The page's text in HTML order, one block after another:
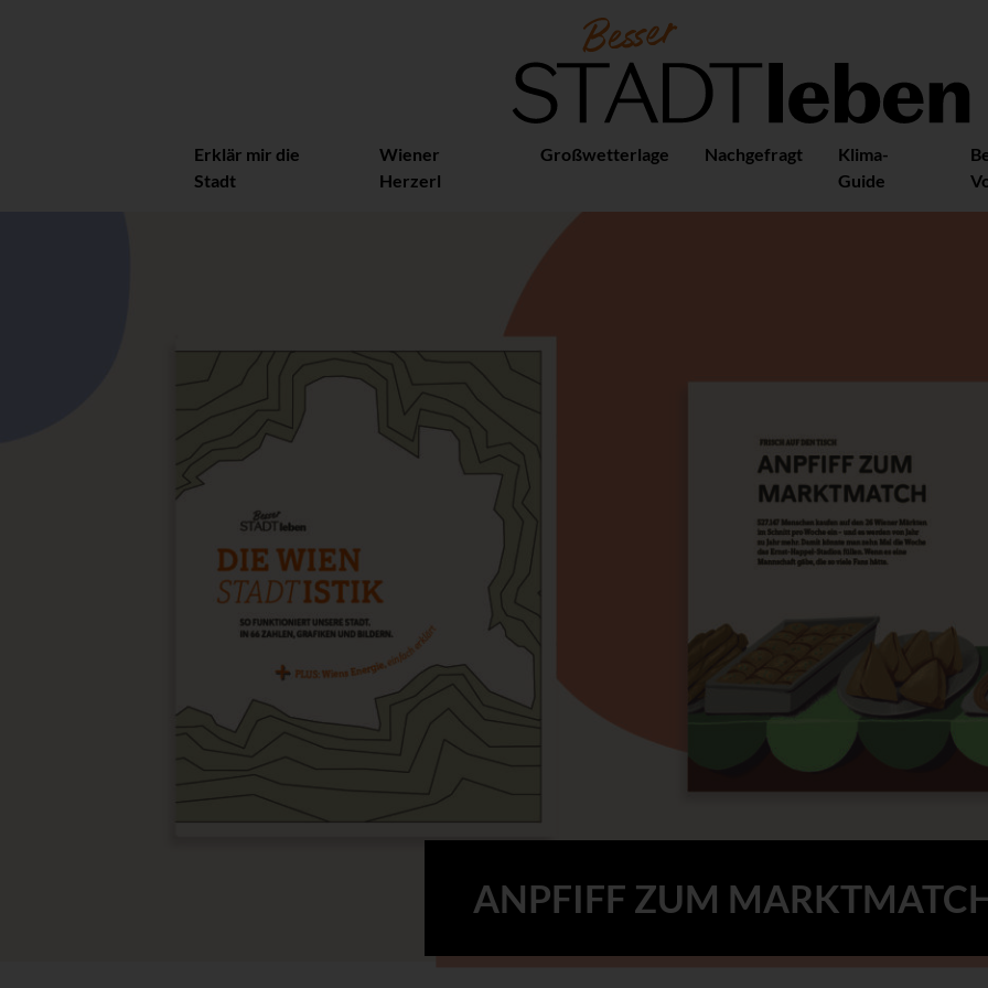
Erklär mir die
Stadt
Wiener
Herzerl
Großwetterlage Nachgefragt
Klima-
Guide
ANPFIFF ZUM